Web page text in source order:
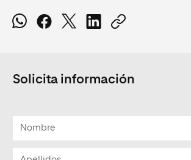
Solicita información